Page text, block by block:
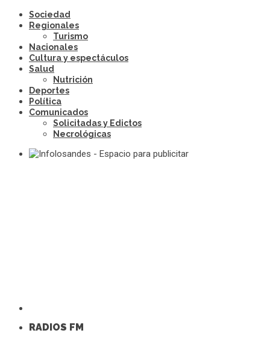
Sociedad
Regionales
Turismo
Nacionales
Cultura y espectáculos
Salud
Nutrición
Deportes
Política
Comunicados
Solicitadas y Edictos
Necrológicas
RADIOS FM